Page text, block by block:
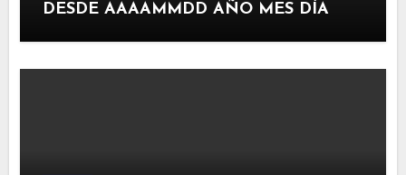
DESDE AAAAMMDD AÑO MES DÍA